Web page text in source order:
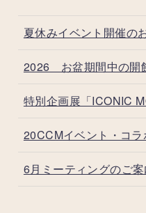
夏休みイベント開催の
2026 お盆期間中の開
特別企画展「ICONIC
20CCMイベント・コ
6月ミーティングのご案